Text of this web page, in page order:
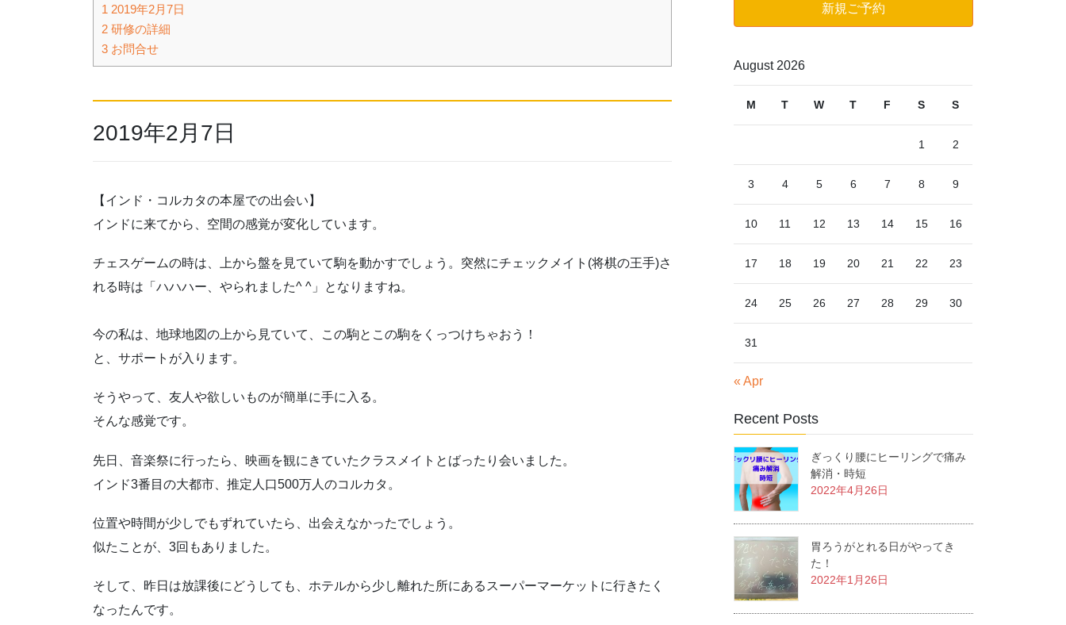
1 2019年2月7日
2 研修の詳細
3 お問合せ
2019年2月7日
【インド・コルカタの本屋での出会い】
インドに来てから、空間の感覚が変化しています。
チェスゲームの時は、上から盤を見ていて駒を動かすでしょう。突然にチェックメイト(将棋の王手)さ
れる時は「ハハハー、やられました^ ^」となりますね。
今の私は、地球地図の上から見ていて、この駒とこの駒をくっつけちゃおう！
と、サポートが入ります。
そうやって、友人や欲しいものが簡単に手に入る。
そんな感覚です。
先日、音楽祭に行ったら、映画を観にきていたクラスメイトとばったり会いました。
インド3番目の大都市、推定人口500万人のコルカタ。
位置や時間が少しでもずれていたら、出会えなかったでしょう。
似たことが、3回もありました。
そして、昨日は放課後にどうしても、ホテルから少し離れた所にあるスーパーマーケットに行きたく
なったんです。
ー
新規ご予約
August 2026
M T W T F S S
1 2
3 4 5 6 7 8 9
10 11 12 13 14 15 16
17 18 19 20 21 22 23
24 25 26 27 28 29 30
31
« Apr
Recent Posts
ぎっくり腰にヒーリングで痛み
解消・時短
2022年4月26日
胃ろうがとれる日がやってき
た！
2022年1月26日